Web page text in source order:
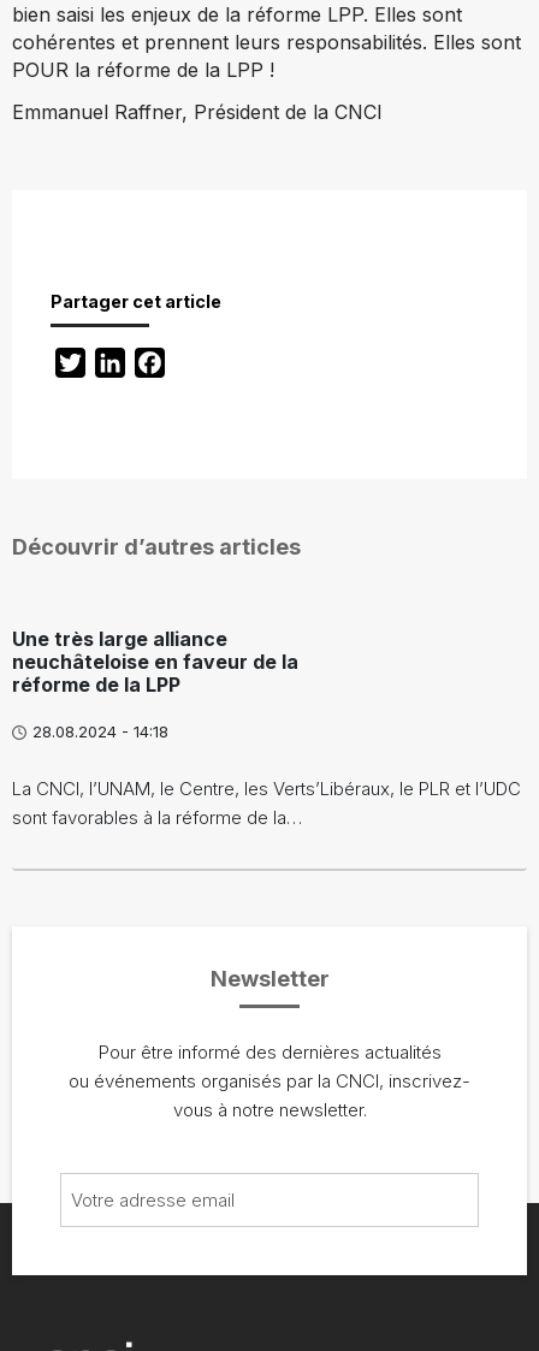
bien saisi les enjeux de la réforme LPP. Elles sont
cohérentes et prennent leurs responsabilités. Elles sont
POUR la réforme de la LPP !
Emmanuel Raffner, Président de la CNCI
Partager cet article
TwitterLinkedIn
Découvrir d’autres articles
Une très large alliance
neuchâteloise en faveur de la
réforme de la LPP
28.08.2024 - 14:18
La CNCI, l’UNAM, le Centre, les Verts’Libéraux, le PLR et l’UDC
sont favorables à la réforme de la…
Newsletter
Pour être informé des dernières actualités
ou événements organisés par la CNCI, inscrivez-
vous à notre newsletter.